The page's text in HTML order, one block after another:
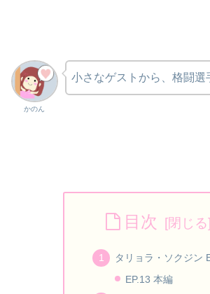
かのん
小さなゲストから、格闘選
目次
タリョラ・ソクジン
EP.13 本編